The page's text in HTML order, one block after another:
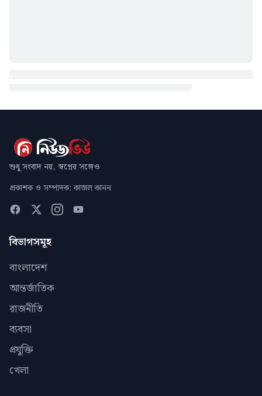
শুধু সংবাদ নয়, স্বপ্নের সঙ্গেও
প্রকাশক ও সম্পাদক: কাজল কানন
বিভাগসমূহ
বাংলাদেশ
আন্তর্জাতিক
রাজনীতি
ব্যবসা
প্রযুক্তি
খেলা